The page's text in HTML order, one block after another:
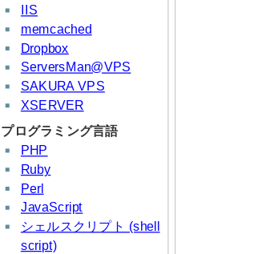
IIS
memcached
Dropbox
ServersMan@VPS
SAKURA VPS
XSERVER
プログラミング言語
PHP
Ruby
Perl
JavaScript
シェルスクリプト (shell
script)